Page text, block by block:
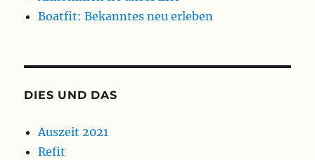
Boatfit: Bekanntes neu erleben
DIES UND DAS
Auszeit 2021
Refit